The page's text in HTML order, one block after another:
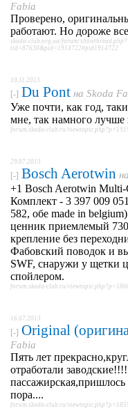
Fabia
Проверено,
работают. Но дороже
skoda-club.org.ua/forum/showthread.php?
tid=87630&pid=1914722#pid1914722
10.11.2013
[-] Du Pont на Skoda
Уже почти, как год,
мне, так намного
forum.skoda-club.ru/
29.07.2013
[-] Bosch Aerotwin на
+1 Bosch Aerotwin
Комплект - 3 397 009
582, обе made in
ценник приемлемый
крепление без
Фабовский поводок и
SWF, снаружи у щетки
спойлером.
forum.skoda-club.ru/
16.07.2013
[-] Original
Fabia
Пять лет
отработали
пора....
forum.skoda-club.ru/